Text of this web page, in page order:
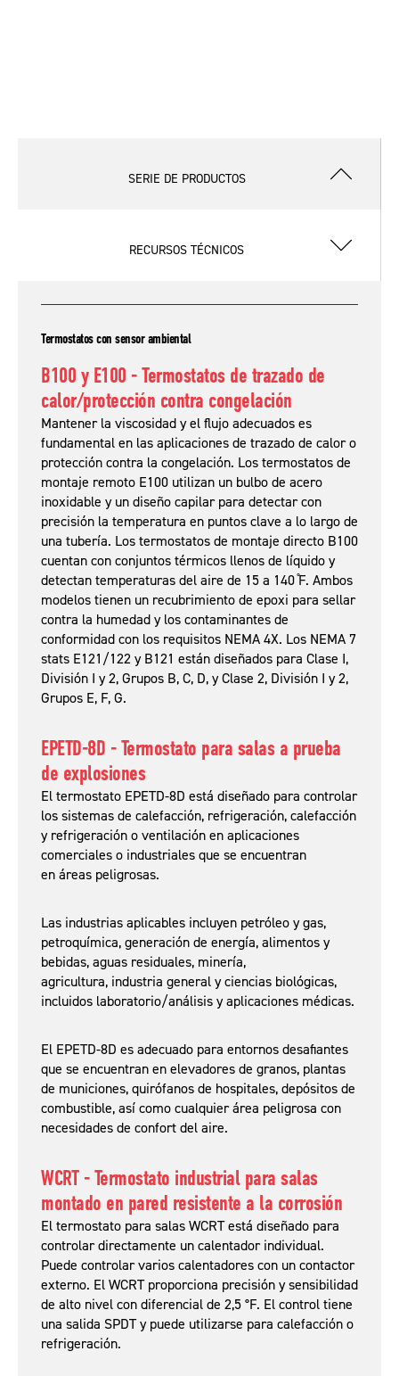
SERIE DE PRODUCTOS
RECURSOS TÉCNICOS
Termostatos con sensor ambiental
B100 y E100 - Termostatos de trazado de
calor/protección contra congelación
Mantener la viscosidad y el flujo adecuados es
fundamental en las aplicaciones de trazado de calor o
protección contra la congelación. Los termostatos de
montaje remoto E100 utilizan un bulbo de acero
inoxidable y un diseño capilar para detectar con
precisión la temperatura en puntos clave a lo largo de
una tubería. Los termostatos de montaje directo B100
cuentan con conjuntos térmicos llenos de líquido y
detectan temperaturas del aire de 15 a 140 ̊F. Ambos
modelos tienen un recubrimiento de epoxi para sellar
contra la humedad y los contaminantes de
conformidad con los requisitos NEMA 4X. Los NEMA 7
stats E121/122 y B121 están diseñados para Clase I,
División I y 2, Grupos B, C, D, y Clase 2, División I y 2,
Grupos E, F, G.
EPETD-8D - Termostato para salas a prueba
de explosiones
El termostato EPETD-8D está diseñado para controlar
los sistemas de calefacción, refrigeración, calefacción
y refrigeración o ventilación en aplicaciones
comerciales o industriales que se encuentran
en áreas peligrosas.
Las industrias aplicables incluyen petróleo y gas,
petroquímica, generación de energía, alimentos y
bebidas, aguas residuales, minería,
agricultura, industria general y ciencias biológicas,
incluidos laboratorio/análisis y aplicaciones médicas.
El EPETD-8D es adecuado para entornos desafiantes
que se encuentran en elevadores de granos, plantas
de municiones, quirófanos de hospitales, depósitos de
combustible, así como cualquier área peligrosa con
necesidades de confort del aire.
WCRT - Termostato industrial para salas
montado en pared resistente a la corrosión
El termostato para salas WCRT está diseñado para
controlar directamente un calentador individual.
Puede controlar varios calentadores con un contactor
externo. El WCRT proporciona precisión y sensibilidad
de alto nivel con diferencial de 2,5 °F. El control tiene
una salida SPDT y puede utilizarse para calefacción o
refrigeración.